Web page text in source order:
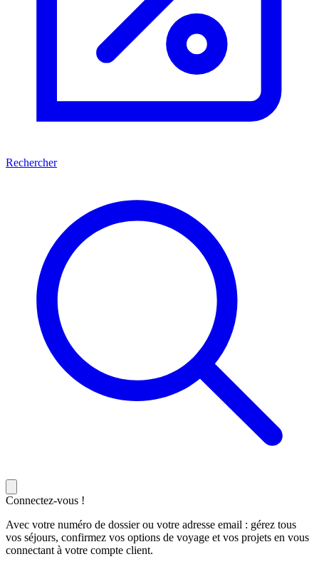
Rechercher
Connectez-vous !
Avec votre numéro de dossier ou votre adresse email : gérez tous
vos séjours, confirmez vos options de voyage et vos projets en vous
connectant à votre compte client.